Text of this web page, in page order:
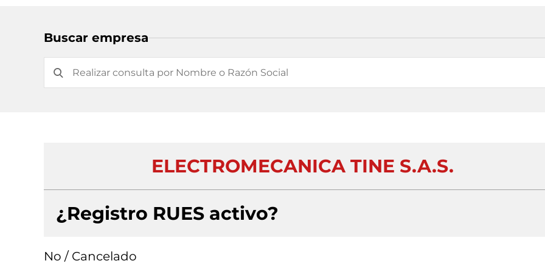
Buscar empresa
ELECTROMECANICA TINE S.A.S.
¿Registro RUES activo?
No / Cancelado